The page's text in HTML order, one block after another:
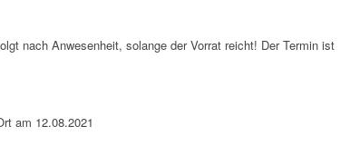
nach Anwesenheit, solange der Vorrat reicht! Der Termin ist
am 12.08.2021